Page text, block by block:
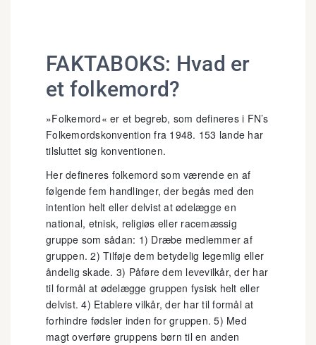
FAKTABOKS: Hvad er
et folkemord?
»Folkemord« er et begreb, som defineres i FN’s
Folkemordskonvention fra 1948. 153 lande har
tilsluttet sig konventionen.
Her defineres folkemord som værende en af
følgende fem handlinger, der begås med den
intention helt eller delvist at ødelægge en
national, etnisk, religiøs eller racemæssig
gruppe som sådan: 1) Dræbe medlemmer af
gruppen. 2) Tilføje dem betydelig legemlig eller
åndelig skade. 3) Påføre dem levevilkår, der har
til formål at ødelægge gruppen fysisk helt eller
delvist. 4) Etablere vilkår, der har til formål at
forhindre fødsler inden for gruppen. 5) Med
magt overføre gruppens børn til en anden